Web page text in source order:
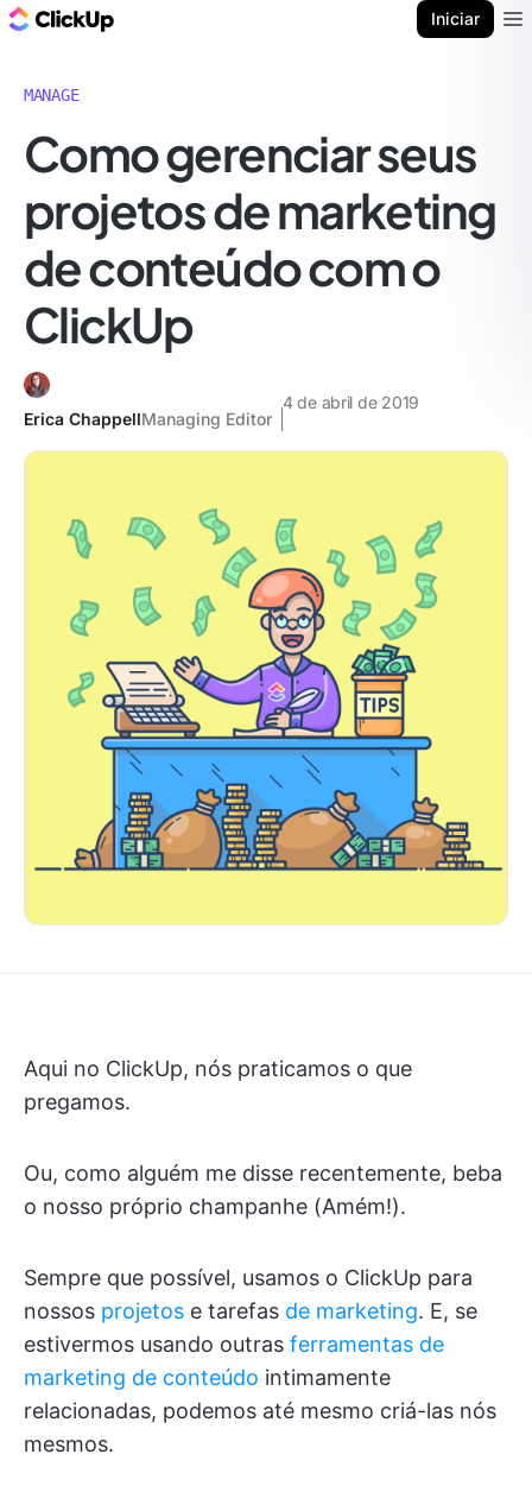
Iniciar
MANAGE
Como gerenciar seus
projetos de marketing
de conteúdo com o
ClickUp
Erica ChappellManaging Editor
4 de abril de 2019
Aqui no ClickUp, nós praticamos o que
pregamos.
Ou, como alguém me disse recentemente, beba
o nosso próprio champanhe (Amém!).
Sempre que possível, usamos o ClickUp para
nossos projetos e tarefas de marketing. E, se
estivermos usando outras ferramentas de
marketing de conteúdo intimamente
relacionadas, podemos até mesmo criá-las nós
mesmos.